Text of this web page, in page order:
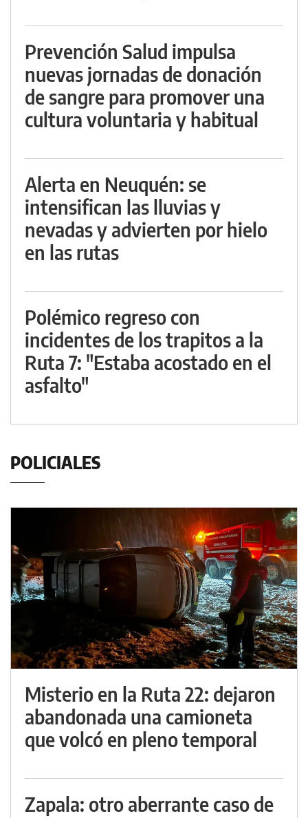
Prevención Salud impulsa
nuevas jornadas de donación
de sangre para promover una
cultura voluntaria y habitual
Alerta en Neuquén: se
intensifican las lluvias y
nevadas y advierten por hielo
en las rutas
Polémico regreso con
incidentes de los trapitos a la
Ruta 7: "Estaba acostado en el
asfalto"
POLICIALES
Misterio en la Ruta 22: dejaron
abandonada una camioneta
que volcó en pleno temporal
Zapala: otro aberrante caso de